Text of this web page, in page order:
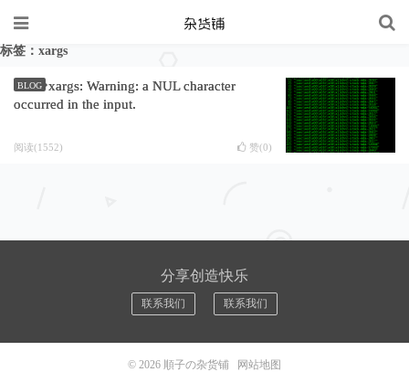
标签：xargs
BLOG
xargs: Warning: a NUL character
occurred in the input.
阅读(1552) 赞(0)
分享创造快乐
联系我们 联系我们
© 2026 順子の杂货铺 网站地图